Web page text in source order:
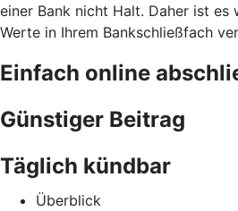
einer Bank nicht Halt. Daher ist es
Werte in Ihrem Bankschließfach
Einfach online
Günstiger Beitrag
Täglich kündbar
Überblick